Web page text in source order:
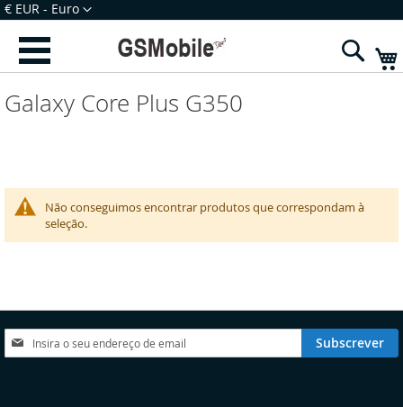
Ir
para
Conteúdo
Moeda
€ EUR - Euro
Galaxy Core Plus G350
Não conseguimos encontrar produtos que correspondam à
seleção.
Subscreva
a
Subscrever